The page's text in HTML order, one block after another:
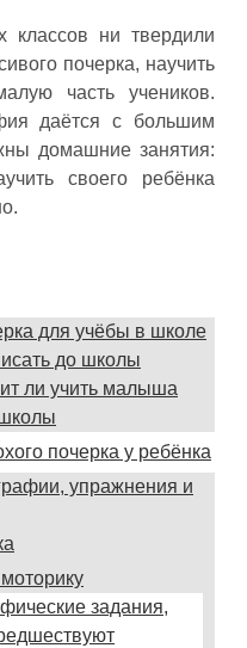
классов ни твердили
почерка, научить
часть учеников.
даётся с большим
домашние занятия:
своего ребёнка
для учёбы в школе
до школы
ли учить малыша
почерка у ребёнка
упражнения и
задания,